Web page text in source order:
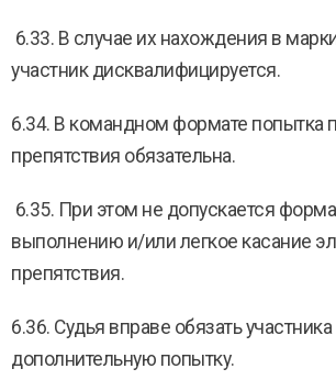
6.33. В случае их нахождения в
участник дисквалифицируется.
6.34. В командном формате попытка
препятствия обязательна.
6.35. При этом не допускается
выполнению и/или легкое касание
препятствия.
6.36. Судья вправе обязать
дополнительную попытку.